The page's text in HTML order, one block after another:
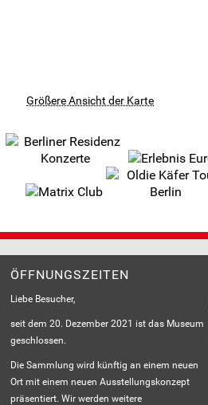
Größere Ansicht der Karte
ÖFFNUNGSZEITEN
Liebe Besucher,
seit dem 20. Dezember 2021 ist das Museum
geschlossen.
Die Sammlung wird künftig an einem neuen
Ort mit einem neuen Ausstellungskonzept
präsentiert. Wir werden weitere